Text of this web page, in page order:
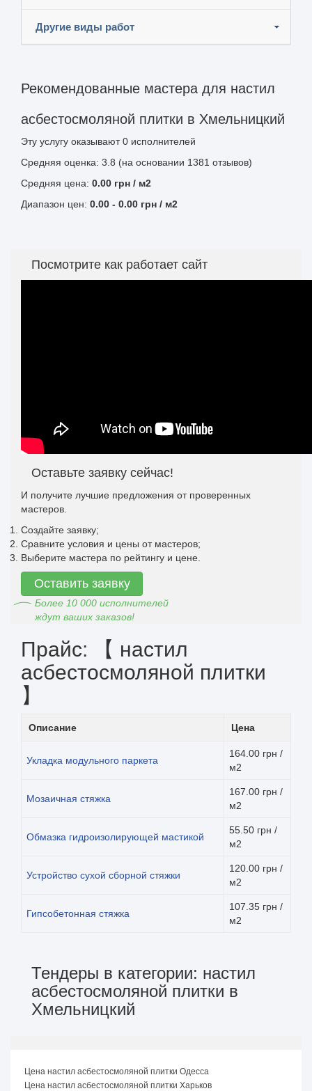
Другие виды работ
Рекомендованные мастера для настил
асбестосмоляной плитки в Хмельницкий
Эту услугу оказывают0 исполнителей
Средняя оценка: 3.8 (на основании 1381 отзывов)
Средняя цена: 0.00 грн / м2
Диапазон цен: 0.00 - 0.00 грн / м2
Посмотрите как работает сайт
Оставьте заявку сейчас!
И получите лучшие предложения от проверенных
мастеров.
Создайте заявку;
Сравните условия и цены от мастеров;
Выберите мастера по рейтингу и цене.
Оставить заявку
Более 10 000 исполнителей
ждут ваших заказов!
Прайс: 【 настил
асбестосмоляной плитки
】
Описание Цена
Укладка модульного паркета
164.00 грн /
м2
Мозаичная стяжка
167.00 грн /
м2
Обмазка гидроизолирующей мастикой
55.50 грн /
м2
Устройство сухой сборной стяжки
120.00 грн /
м2
Гипсобетонная стяжка
107.35 грн /
м2
Тендеры в категории: настил
асбестосмоляной плитки в
Хмельницкий
Цена настил асбестосмоляной плитки Одесса
Цена настил асбестосмоляной плитки Харьков